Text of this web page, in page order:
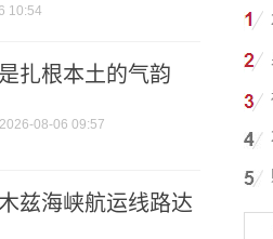
10:54
扎根本土的气韵
2026-08-06 09:57
兹海峡航运线路达